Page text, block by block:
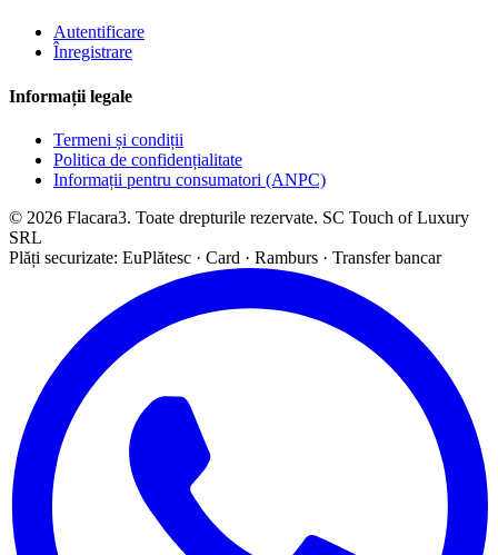
Autentificare
Înregistrare
Informații legale
Termeni și condiții
Politica de confidențialitate
Informații pentru consumatori (ANPC)
© 2026 Flacara3. Toate drepturile rezervate. SC Touch of Luxury
SRL
Plăți securizate: EuPlătesc · Card · Ramburs · Transfer bancar